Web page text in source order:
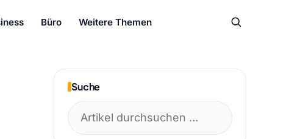
Büro Weitere Themen
Suche